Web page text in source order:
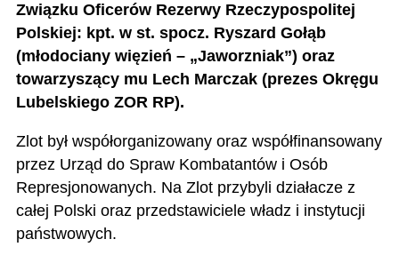
Związku Oficerów Rezerwy Rzeczypospolitej
Polskiej: kpt. w st. spocz. Ryszard Gołąb
(młodociany więzień – „Jaworzniak”) oraz
towarzyszący mu Lech Marczak (prezes Okręgu
Lubelskiego ZOR RP).
Zlot był współorganizowany oraz współfinansowany
przez Urząd do Spraw Kombatantów i Osób
Represjonowanych. Na Zlot przybyli działacze z
całej Polski oraz przedstawiciele władz i instytucji
państwowych.